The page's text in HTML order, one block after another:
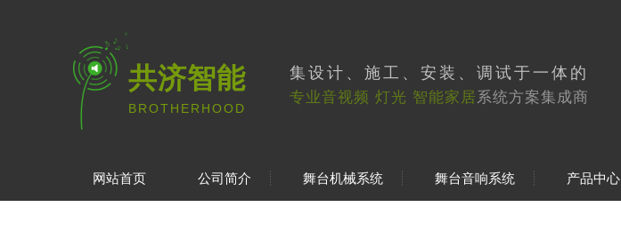
共济智能
BROTHERHOOD
集设计、施工、安装、调试于一体的
专业音视频 灯光 智能家居系统方案集成商
网站首页 公司简介 舞台机械系统 舞台音响系统 产品中心